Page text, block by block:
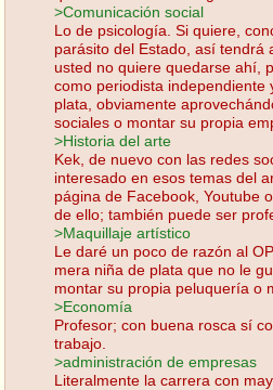
>Comunicación social
Lo de psicología. Si quiere,
parásito del Estado, así tendrá
usted no quiere quedarse ahí,
como periodista independiente
plata, obviamente
sociales o montar su propia
>Historia del arte
Kek, de nuevo con las redes
interesado en esos temas del
página de Facebook, Youtube
de ello; también puede ser
>Maquillaje artístico
Le daré un poco de razón al
mera niña de plata que no le
montar su propia peluquería o
>Economía
Profesor; con buena rosca sí
trabajo.
>administración de empresas
Literalmente la carrera con